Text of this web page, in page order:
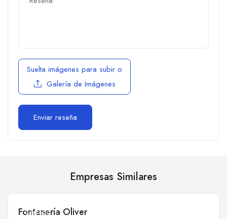
Suelta imágenes para subir o
Galería de Imágenes
Empresas Similares
Cerrado
Fontanería Oliver